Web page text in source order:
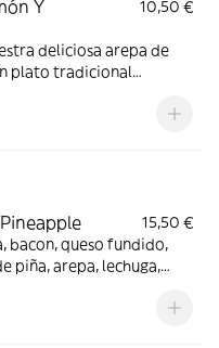
Y
10,50 €
deliciosa arepa de
plato tradicional
15,50 €
bacon, queso fundido,
piña, arepa, lechuga,